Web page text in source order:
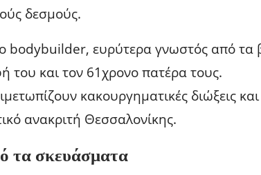
δεσμούς.
bodybuilder, ευρύτερα γνωστός από τα
του και τον 61χρονο πατέρα τους.
κακουργηματικές διώξεις
ανακριτή Θεσσαλονίκης.
τα σκευάσματα